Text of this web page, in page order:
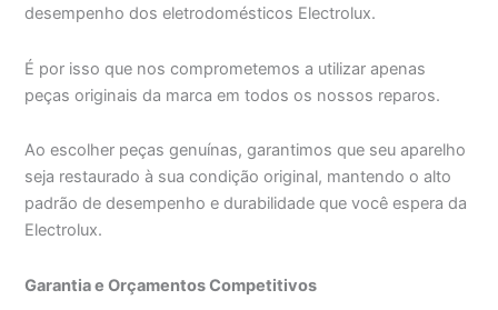
desempenho dos eletrodomésticos Electrolux.
É por isso que nos comprometemos a utilizar apenas
peças originais da marca em todos os nossos reparos.
Ao escolher peças genuínas, garantimos que seu aparelho
seja restaurado à sua condição original, mantendo o alto
padrão de desempenho e durabilidade que você espera da
Electrolux.
Garantia e Orçamentos Competitivos